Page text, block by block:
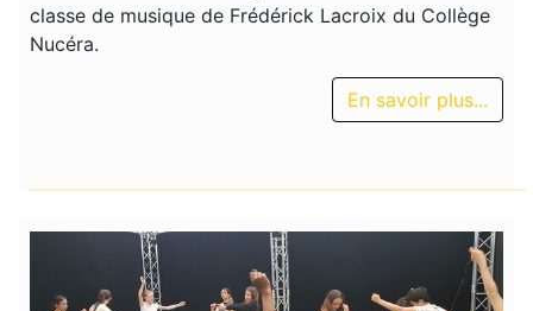
classe de musique de Frédérick Lacroix du Collège
Nucéra.
En savoir plus...